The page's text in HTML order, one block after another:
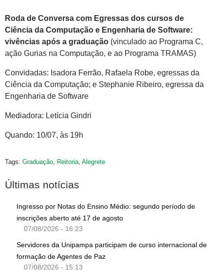
Roda de Conversa com Egressas dos cursos de
Ciência da Computação e Engenharia de Software:
vivências após a graduação (vinculado ao Programa C,
ação Gurias na Computação, e ao Programa TRAMAS)
Convidadas: Isadora Ferrão, Rafaela Robe, egressas da
Ciência da Computação; e Stephanie Ribeiro, egressa da
Engenharia de Software
Mediadora: Letícia Gindri
Quando: 10/07, às 19h
Tags: Graduação, Reitoria, Alegrete
Últimas notícias
Ingresso por Notas do Ensino Médio: segundo período de
inscrições aberto até 17 de agosto
07/08/2026 - 16:23
Servidores da Unipampa participam de curso internacional de
formação de Agentes de Paz
07/08/2026 - 15:13